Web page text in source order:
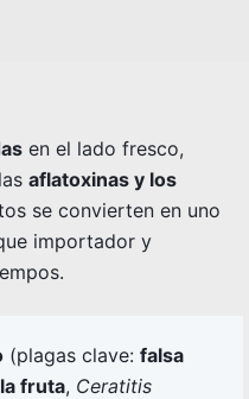
en el lado fresco,
aflatoxinas y los
se convierten en uno
importador y
(plagas clave: falsa
fruta, Ceratitis